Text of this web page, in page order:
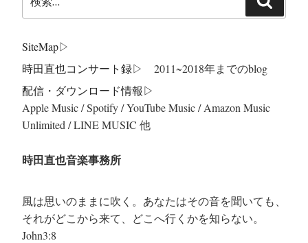
索:
索
SiteMap▷
時田直也コンサート録▷ 2011~2018年までのblog
配信・ダウンロード情報▷
Apple Music / Spotify / YouTube Music / Amazon Music
Unlimited / LINE MUSIC 他
時田直也音楽事務所
風は思いのままに吹く。あなたはその音を聞いても、
それがどこから来て、どこへ行くかを知らない。
John3:8